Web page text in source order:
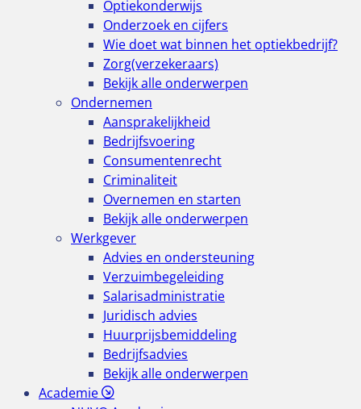
Optiekonderwijs
Onderzoek en cijfers
Wie doet wat binnen het optiekbedrijf?
Zorg(verzekeraars)
Bekijk alle onderwerpen
Ondernemen
Aansprakelijkheid
Bedrijfsvoering
Consumentenrecht
Criminaliteit
Overnemen en starten
Bekijk alle onderwerpen
Werkgever
Advies en ondersteuning
Verzuimbegeleiding
Salarisadministratie
Juridisch advies
Huurprijsbemiddeling
Bedrijfsadvies
Bekijk alle onderwerpen
Academie